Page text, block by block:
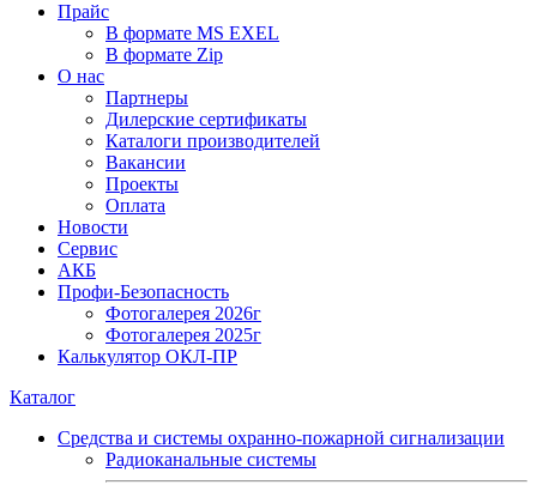
Прайс
В формате MS EXEL
В формате Zip
О нас
Партнеры
Дилерские сертификаты
Каталоги производителей
Вакансии
Проекты
Оплата
Новости
Сервис
АКБ
Профи-Безопасность
Фотогалерея 2026г
Фотогалерея 2025г
Калькулятор ОКЛ-ПР
Каталог
Средства и системы охранно-пожарной сигнализации
Радиоканальные системы